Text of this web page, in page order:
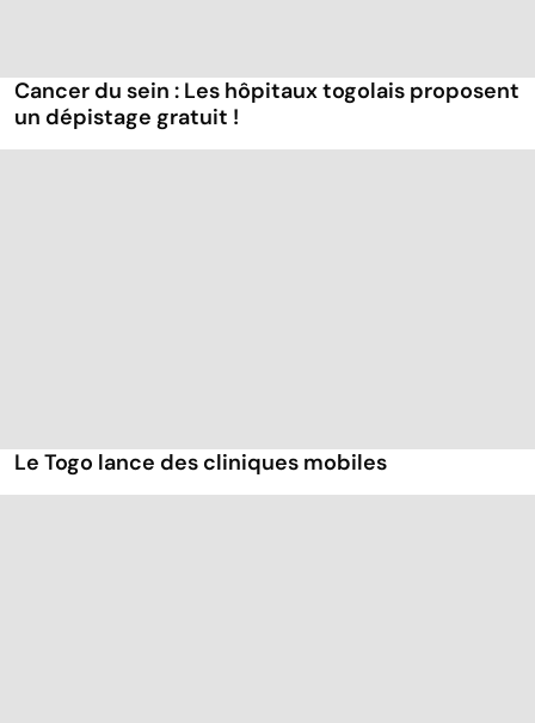
Cancer du sein : Les hôpitaux togolais proposent
un dépistage gratuit !
Le Togo lance des cliniques mobiles